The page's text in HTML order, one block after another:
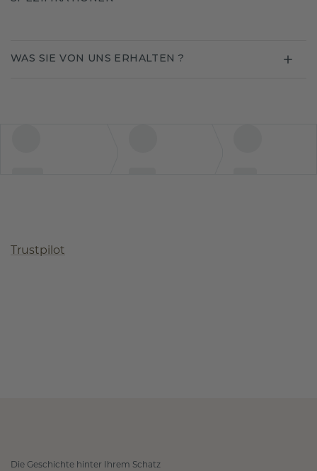
WAS SIE VON UNS ERHALTEN ?
Trustpilot
Die Geschichte hinter Ihrem Schatz